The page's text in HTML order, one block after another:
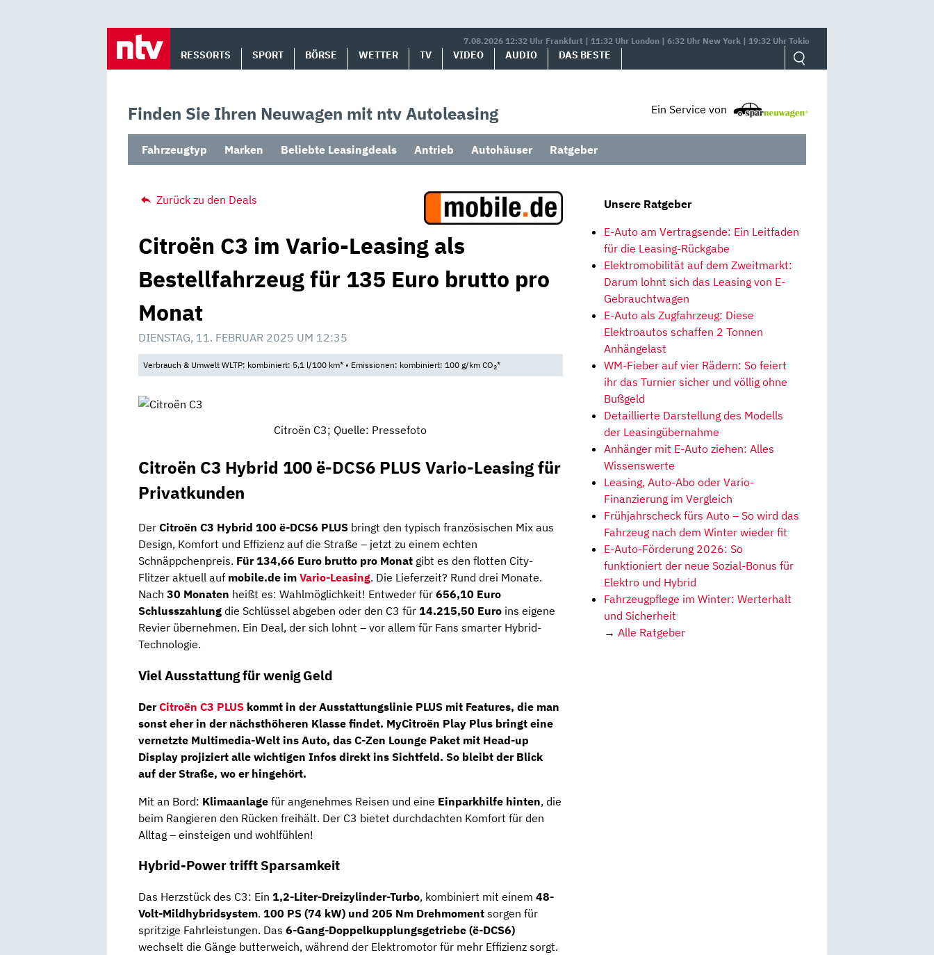
7.08.2026 12:32 Uhr Frankfurt | 11:32 Uhr London | 6:32 Uhr New York | 19:32 Uhr Tokio
RESSORTS SPORT BÖRSE WETTER TV VIDEO AUDIO DAS BESTE
Finden Sie Ihren Neuwagen mit ntv Autoleasing Ein Service von
Fahrzeugtyp Marken Beliebte Leasingdeals Antrieb Autohäuser Ratgeber
Zurück zu den Deals
Citroën C3 im Vario-Leasing als
Bestellfahrzeug für 135 Euro brutto pro
Monat
DIENSTAG, 11. FEBRUAR 2025 UM 12:35
Verbrauch & Umwelt WLTP: kombiniert: 5,1 l/100 km* • Emissionen: kombiniert: 100 g/km CO2*
Citroën C3; Quelle: Pressefoto
Citroën C3 Hybrid 100 ë-DCS6 PLUS Vario-Leasing für
Privatkunden
Der Citroën C3 Hybrid 100 ë-DCS6 PLUS bringt den typisch französischen Mix aus
Design, Komfort und Effizienz auf die Straße – jetzt zu einem echten
Schnäppchenpreis. Für 134,66 Euro brutto pro Monat gibt es den flotten City-
Flitzer aktuell auf mobile.de im Vario-Leasing. Die Lieferzeit? Rund drei Monate.
Nach 30 Monaten heißt es: Wahlmöglichkeit! Entweder für 656,10 Euro
Schlusszahlung die Schlüssel abgeben oder den C3 für 14.215,50 Euro ins eigene
Revier übernehmen. Ein Deal, der sich lohnt – vor allem für Fans smarter Hybrid-
Technologie.
Viel Ausstattung für wenig Geld
DerCitroën C3 PLUS kommt in der Ausstattungslinie PLUS mit Features, die man
sonst eher in der nächsthöheren Klasse findet. MyCitroën Play Plus bringt eine
vernetzte Multimedia-Welt ins Auto, das C-Zen Lounge Paket mit Head-up
Display projiziert alle wichtigen Infos direkt ins Sichtfeld. So bleibt der Blick
auf der Straße, wo er hingehört.
Mit an Bord: Klimaanlage für angenehmes Reisen und eine Einparkhilfe hinten, die
beim Rangieren den Rücken freihält. Der C3 bietet durchdachten Komfort für den
Alltag – einsteigen und wohlfühlen!
Hybrid-Power trifft Sparsamkeit
Das Herzstück des C3: Ein 1,2-Liter-Dreizylinder-Turbo, kombiniert mit einem 48-
Volt-Mildhybridsystem. 100 PS (74 kW) und 205 Nm Drehmoment sorgen für
spritzige Fahrleistungen. Das 6-Gang-Doppelkupplungsgetriebe (ë-DCS6)
wechselt die Gänge butterweich, während der Elektromotor für mehr Effizienz sorgt.
Unsere Ratgeber
E-Auto am Vertragsende: Ein Leitfaden
für die Leasing-Rückgabe
Elektromobilität auf dem Zweitmarkt:
Darum lohnt sich das Leasing von E-
Gebrauchtwagen
E-Auto als Zugfahrzeug: Diese
Elektroautos schaffen 2 Tonnen
Anhängelast
WM-Fieber auf vier Rädern: So feiert
ihr das Turnier sicher und völlig ohne
Bußgeld
Detaillierte Darstellung des Modells
der Leasingübernahme
Anhänger mit E-Auto ziehen: Alles
Wissenswerte
Leasing, Auto-Abo oder Vario-
Finanzierung im Vergleich
Frühjahrscheck fürs Auto – So wird das
Fahrzeug nach dem Winter wieder fit
E-Auto-Förderung 2026: So
funktioniert der neue Sozial-Bonus für
Elektro und Hybrid
Fahrzeugpflege im Winter: Werterhalt
und Sicherheit
→ Alle Ratgeber